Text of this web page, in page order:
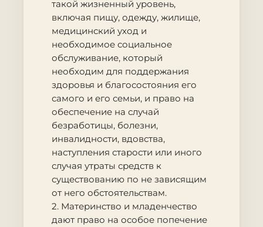
такой жизненный уровень,
включая пищу, одежду, жилище,
медицинский уход и
необходимое социальное
обслуживание, который
необходим для поддержания
здоровья и благосостояния его
самого и его семьи, и право на
обеспечение на случай
безработицы, болезни,
инвалидности, вдовства,
наступления старости или иного
случая утраты средств к
существованию по не зависящим
от него обстоятельствам.
2. Материнство и младенчество
дают право на особое попечение